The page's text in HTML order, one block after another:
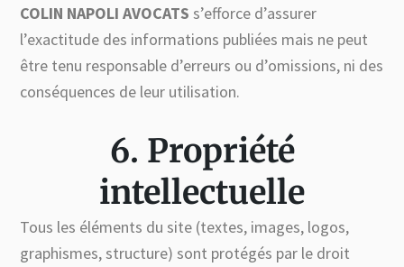
COLIN NAPOLI AVOCATS s’efforce d’assurer
l’exactitude des informations publiées mais ne peut
être tenu responsable d’erreurs ou d’omissions, ni des
conséquences de leur utilisation.
6. Propriété
intellectuelle
Tous les éléments du site (textes, images, logos,
graphismes, structure) sont protégés par le droit